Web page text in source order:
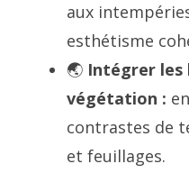
aux
esthétisme
🌏 Intégrer les
végétation :
contrastes de
et feuillages.